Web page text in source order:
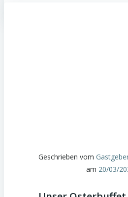
Geschrieben vom
am 20/03/